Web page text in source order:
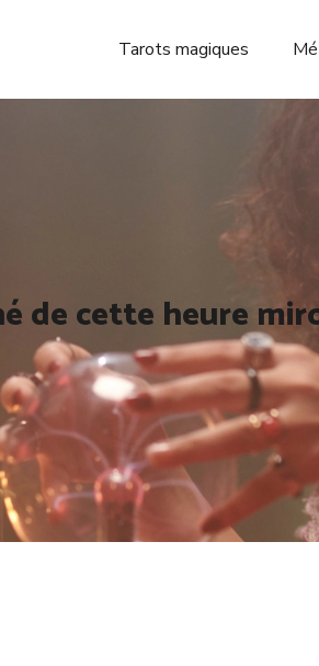
Tarots magiques
de cette heure